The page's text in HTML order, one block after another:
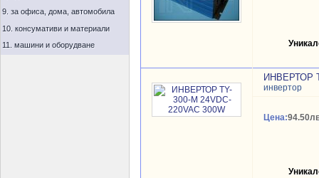
9. за офиса, дома, автомобила
10. консумативи и материали
11. машини и оборудване
ИНВЕРТОР
инвертор
Цена: